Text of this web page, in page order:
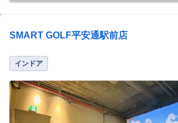
SMART GOLF平安通駅前店
インドア